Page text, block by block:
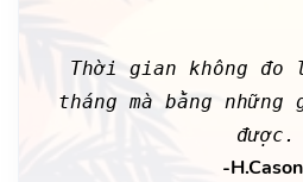
Thời gian không đo
tháng mà bằng
được.
-